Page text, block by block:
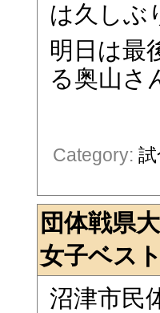
は久しぶ
明日は最
る奥山さ
Category:
団体戦県
女子ベス
沼津市民